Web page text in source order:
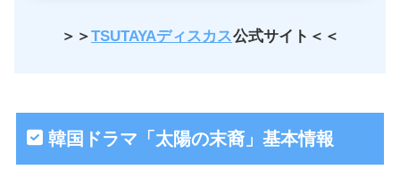
＞＞TSUTAYAディスカス公式サイト＜＜
韓国ドラマ「太陽の末裔」基本情報